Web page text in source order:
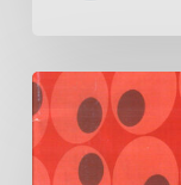
Lo
mío
no
es